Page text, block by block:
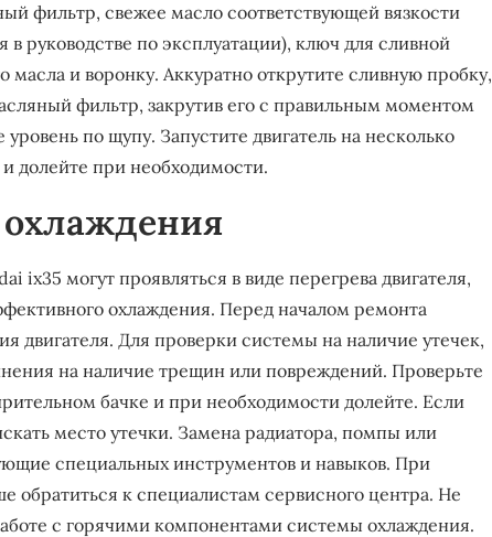
фильтр, свежее масло соответствующей вязкости
руководстве по эксплуатации), ключ для сливной
масла и воронку. Аккуратно открутите сливную пробку,
фильтр, закрутив его с правильным моментом
по щупу. Запустите двигатель на несколько
долейте при необходимости.
могут проявляться в виде перегрева двигателя,
охлаждения. Перед началом ремонта
двигателя. Для проверки системы на наличие утечек,
на наличие трещин или повреждений. Проверьте
бачке и при необходимости долейте. Если
место утечки. Замена радиатора, помпы или
специальных инструментов и навыков. При
обратиться к специалистам сервисного центра. Не
с горячими компонентами системы охлаждения.